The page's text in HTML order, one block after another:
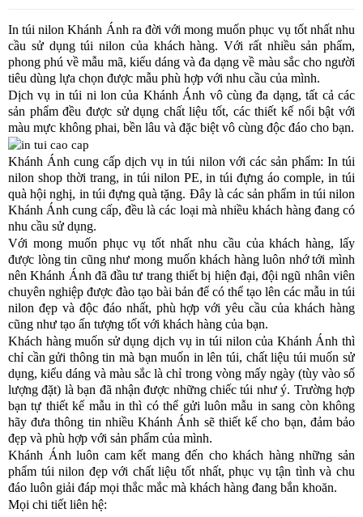
In túi nilon Khánh Ánh ra đời với mong muốn phục vụ tốt nhất nhu
cầu sử dụng túi nilon của khách hàng. Với rất nhiều sản phẩm,
phong phú về mẫu mã, kiểu dáng và đa dạng về màu sắc cho người
tiêu dùng lựa chọn được mẫu phù hợp với nhu cầu của mình.
Dịch vụ in túi ni lon của Khánh Ánh vô cùng đa dạng, tất cả các
sản phẩm đều được sử dụng chất liệu tốt, các thiết kế nổi bật với
màu mực không phai, bền lâu và đặc biệt vô cùng độc đáo cho bạn.
Khánh Ánh cung cấp dịch vụ in túi nilon với các sản phẩm: In túi
nilon shop thời trang, in túi nilon PE, in túi đựng áo comple, in túi
quà hội nghị, in túi đựng quà tặng. Đây là các sản phẩm in túi nilon
Khánh Ánh cung cấp, đều là các loại mà nhiều khách hàng đang có
nhu cầu sử dụng.
Với mong muốn phục vụ tốt nhất nhu cầu của khách hàng, lấy
được lòng tin cũng như mong muốn khách hàng luôn nhớ tới mình
nên Khánh Ánh đã đầu tư trang thiết bị hiện đại, đội ngũ nhân viên
chuyên nghiệp được đào tạo bài bản để có thể tạo lên các mẫu in túi
nilon đẹp và độc đáo nhất, phù hợp với yêu cầu của khách hàng
cũng như tạo ấn tượng tốt với khách hàng của bạn.
Khách hàng muốn sử dụng dịch vụ in túi nilon của Khánh Ánh thì
chỉ cần gửi thông tin mà bạn muốn in lên túi, chất liệu túi muốn sử
dụng, kiểu dáng và màu sắc là chỉ trong vòng mấy ngày (tùy vào số
lượng đặt) là bạn đã nhận được những chiếc túi như ý. Trường hợp
bạn tự thiết kế mẫu in thì có thể gửi luôn mẫu in sang còn không
hãy đưa thông tin nhiều Khánh Ánh sẽ thiết kế cho bạn, đảm bảo
đẹp và phù hợp với sản phẩm của mình.
Khánh Ánh luôn cam kết mang đến cho khách hàng những sản
phẩm túi nilon đẹp với chất liệu tốt nhất, phục vụ tận tình và chu
đáo luôn giải đáp mọi thắc mắc mà khách hàng đang bắn khoăn.
Mọi chi tiết liên hệ: